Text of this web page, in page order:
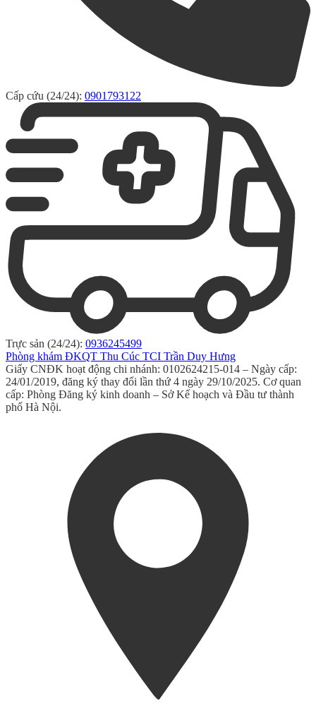
Cấp cứu (24/24): 0901793122
Trực sản (24/24): 0936245499
Phòng khám ĐKQT Thu Cúc TCI Trần Duy Hưng
Giấy CNĐK hoạt động chi nhánh: 0102624215-014 – Ngày cấp:
24/01/2019, đăng ký thay đổi lần thứ 4 ngày 29/10/2025. Cơ quan
cấp: Phòng Đăng ký kinh doanh – Sở Kế hoạch và Đầu tư thành
phố Hà Nội.